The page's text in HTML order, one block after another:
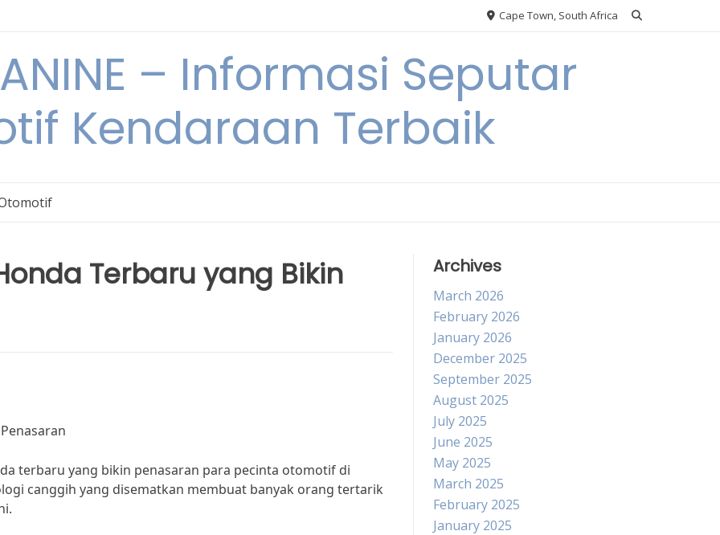
Cape Town, South Africa
– Informasi Seputar
Kendaraan Terbaik
Terbaru yang Bikin
terbaru yang bikin penasaran para pecinta otomotif di
canggih yang disematkan membuat banyak orang tertarik
Archives
March 2026
February 2026
January 2026
December 2025
September 2025
August 2025
July 2025
June 2025
May 2025
March 2025
February 2025
January 2025